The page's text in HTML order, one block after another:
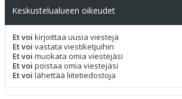
Keskustelualueen oikeudet
Et voi kirjoittaa uusia viestejä
Et voi vastata viestiketjuihin
Et voi muokata omia viestejäsi
Et voi poistaa omia viestejäsi
Et voi lähettää liitetiedostoja